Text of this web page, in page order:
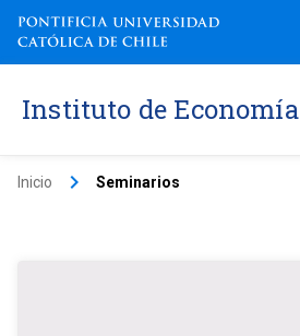
Instituto de Economía
Inicio keyboard_arrow_right Seminarios